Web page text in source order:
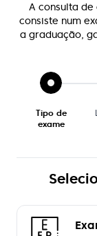
A consulta
consiste num
a graduação,
Tipo de
exame